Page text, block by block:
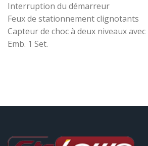
Interruption du démarreur
Feux de stationnement clignotants
Capteur de choc à deux niveaux avec
Emb. 1 Set.